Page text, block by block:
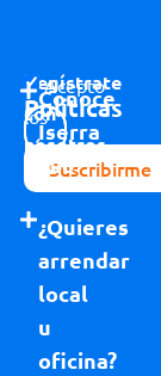
Regístrate
con
nosotros
Acepto
los
términos y
condiciones
Suscribirme
Conoce
Iserra
100
¿Quieres
arrendar
local
u
oficina?
Políticas